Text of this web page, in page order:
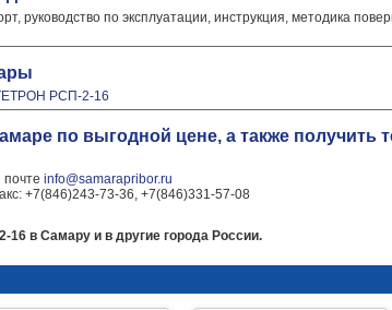
руководство по эксплуатации, инструкция, методика
РСП-2-16
по выгодной цене, а также получить
info@samarapribor.ru
+7(846)243-73-36, +7(846)331-57-08
в Самару и в другие города России.